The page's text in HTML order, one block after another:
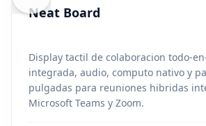
Neat Board
Display tactil de colaboracion todo-
integrada, audio, computo nativo y
pulgadas para reuniones hibridas
Microsoft Teams y Zoom.